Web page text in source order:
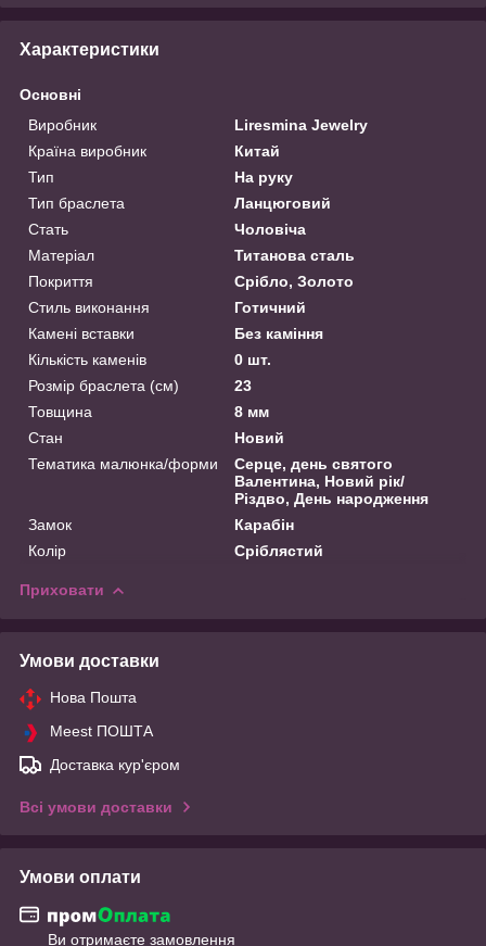
Характеристики
Основні
Виробник
Liresmina Jewelry
Країна виробник
Китай
Тип
На руку
Тип браслета
Ланцюговий
Стать
Чоловіча
Матеріал
Титанова сталь
Покриття
Срібло, Золото
Стиль виконання
Готичний
Камені вставки
Без каміння
Кількість каменів
0 шт.
Розмір браслета (см)
23
Товщина
8 мм
Стан
Новий
Тематика малюнка/форми
Серце, день святого
Валентина, Новий рік/
Різдво, День народження
Замок
Карабін
Колір
Сріблястий
Приховати
Умови доставки
Нова Пошта
Meest ПОШТА
Доставка кур'єром
Всі умови доставки
Умови оплати
Ви отримаєте замовлення